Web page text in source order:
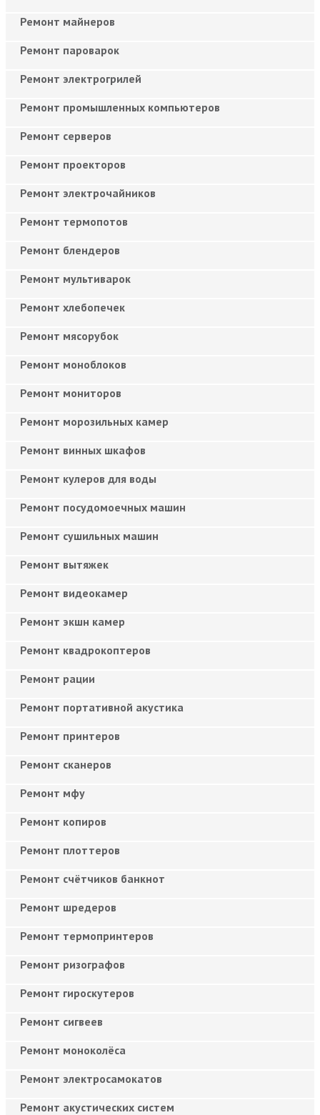
Ремонт майнеров
Ремонт пароварок
Ремонт электрогрилей
Ремонт промышленных компьютеров
Ремонт серверов
Ремонт проекторов
Ремонт электрочайников
Ремонт термопотов
Ремонт блендеров
Ремонт мультиварок
Ремонт хлебопечек
Ремонт мясорубок
Ремонт моноблоков
Ремонт мониторов
Ремонт морозильных камер
Ремонт винных шкафов
Ремонт кулеров для воды
Ремонт посудомоечных машин
Ремонт сушильных машин
Ремонт вытяжек
Ремонт видеокамер
Ремонт экшн камер
Ремонт квадрокоптеров
Ремонт рации
Ремонт портативной акустика
Ремонт принтеров
Ремонт сканеров
Ремонт мфу
Ремонт копиров
Ремонт плоттеров
Ремонт счётчиков банкнот
Ремонт шредеров
Ремонт термопринтеров
Ремонт ризографов
Ремонт гироскутеров
Ремонт сигвеев
Ремонт моноколёса
Ремонт электросамокатов
Ремонт акустических систем